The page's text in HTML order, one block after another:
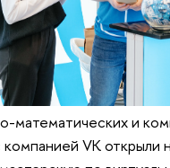
математических и
VK открыли